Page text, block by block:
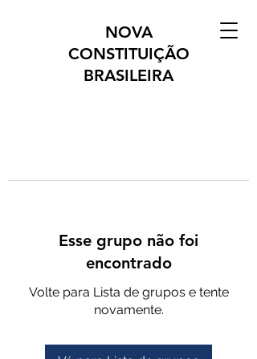
NOVA
CONSTITUIÇÃO
BRASILEIRA
Esse grupo não foi
encontrado
Volte para Lista de grupos e tente
novamente.